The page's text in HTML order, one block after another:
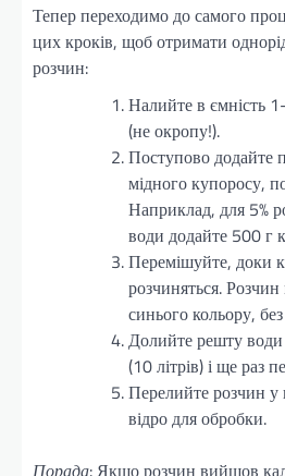
Тепер переходимо до самого
цих кроків, щоб отримати
розчин:
Налийте в ємність
(не окропу!).
Поступово додайте
мідного купоросу,
Наприклад, для 5%
води додайте 500 г
Перемішуйте, доки
розчиняться.
синього кольору,
Долийте решту води
(10 літрів) і ще раз
Перелийте розчин у
відро для обробки.
Порада: Якщо розчин вийшов